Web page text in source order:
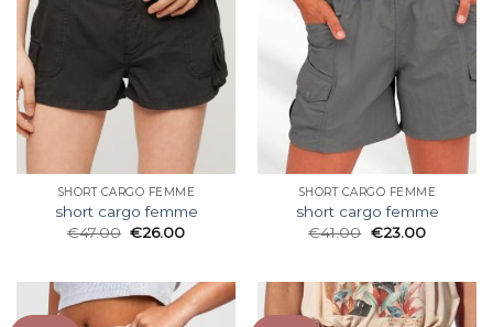
SHORT CARGO FEMME
short cargo femme
€47.00 €26.00
SHORT CARGO FEMME
short cargo femme
€41.00 €23.00